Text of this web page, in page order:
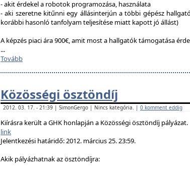
- akit érdekel a robotok programozása, használata
- aki szeretne kitűnni egy állásinterjún a többi gépész
korábbi hasonló tanfolyam teljesítése miatt kapott jó állást)
A képzés piaci ára 900€, amit most a hallgatók támogatása
...
Tovább
Közösségi ösztöndíj
2012. 03. 17. - 21:39 | SimonGergo | Nincs kategória. | 0 komment eddig
Kiírásra került a GHK honlapján a Közösségi ösztöndíj pályázat.
link
Jelentkezési határidő: 2012. március 25. 23:59.
Akik pályázhatnak az ösztöndíjra: